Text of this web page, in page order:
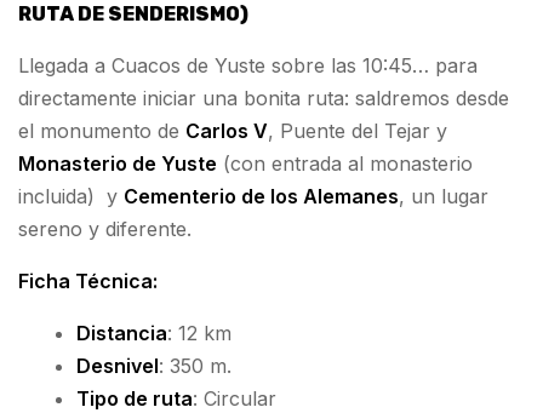
RUTA DE SENDERISMO)
Llegada a Cuacos de Yuste sobre las 10:45… para
directamente iniciar una bonita ruta: saldremos desde
el monumento de Carlos V, Puente del Tejar y
Monasterio de Yuste (con entrada al monasterio
incluida) y Cementerio de los Alemanes, un lugar
sereno y diferente.
Ficha Técnica:
Distancia: 12 km
Desnivel: 350 m.
Tipo de ruta: Circular